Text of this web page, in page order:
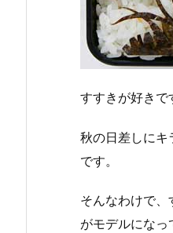
すすきが好きで
秋の日差しにキ
です。
そんなわけで
がモデルになっ